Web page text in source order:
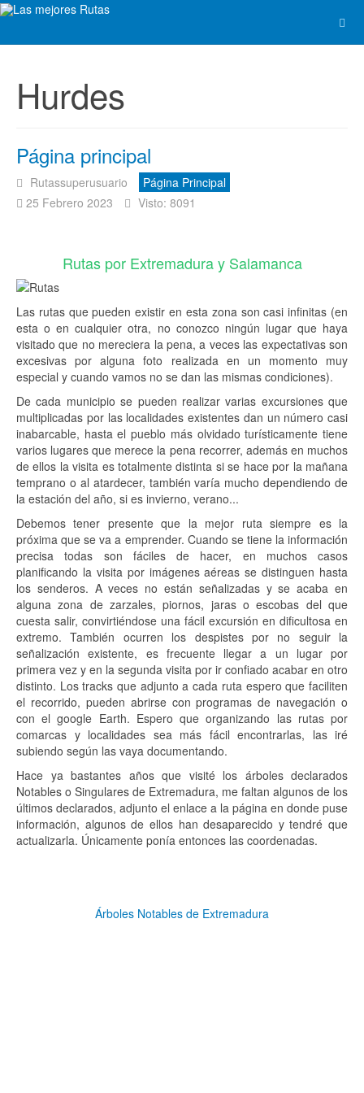
Hurdes
Página principal
Rutassuperusuario
Página Principal
25 Febrero 2023
Visto: 8091
Rutas por Extremadura y Salamanca
Las rutas que pueden existir en esta zona son casi infinitas (en
esta o en cualquier otra, no conozco ningún lugar que haya
visitado que no mereciera la pena, a veces las expectativas son
excesivas por alguna foto realizada en un momento muy
especial y cuando vamos no se dan las mismas condiciones).
De cada municipio se pueden realizar varias excursiones que
multiplicadas por las localidades existentes dan un número casi
inabarcable, hasta el pueblo más olvidado turísticamente tiene
varios lugares que merece la pena recorrer, además en muchos
de ellos la visita es totalmente distinta si se hace por la mañana
temprano o al atardecer, también varía mucho dependiendo de
la estación del año, si es invierno, verano...
Debemos tener presente que la mejor ruta siempre es la
próxima que se va a emprender. Cuando se tiene la información
precisa todas son fáciles de hacer, en muchos casos
planificando la visita por imágenes aéreas se distinguen hasta
los senderos. A veces no están señalizadas y se acaba en
alguna zona de zarzales, piornos, jaras o escobas del que
cuesta salir, convirtiéndose una fácil excursión en dificultosa en
extremo. También ocurren los despistes por no seguir la
señalización existente, es frecuente llegar a un lugar por
primera vez y en la segunda visita por ir confiado acabar en otro
distinto. Los tracks que adjunto a cada ruta espero que faciliten
el recorrido, pueden abrirse con programas de navegación o
con el google Earth. Espero que organizando las rutas por
comarcas y localidades sea más fácil encontrarlas, las iré
subiendo según las vaya documentando.
Hace ya bastantes años que visité los árboles declarados
Notables o Singulares de Extremadura, me faltan algunos de los
últimos declarados, adjunto el enlace a la página en donde puse
información, algunos de ellos han desaparecido y tendré que
actualizarla. Únicamente ponía entonces las coordenadas.
Árboles Notables de Extremadura